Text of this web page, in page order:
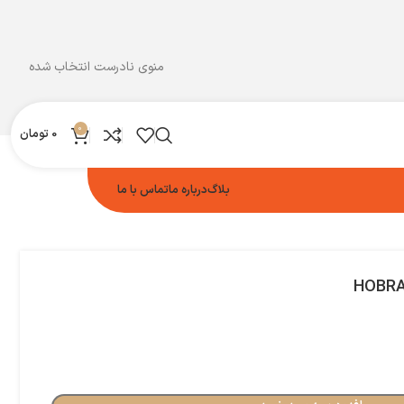
منوی نادرست انتخاب شده
0
0 تومان
بلاگدرباره ماتماس با ما